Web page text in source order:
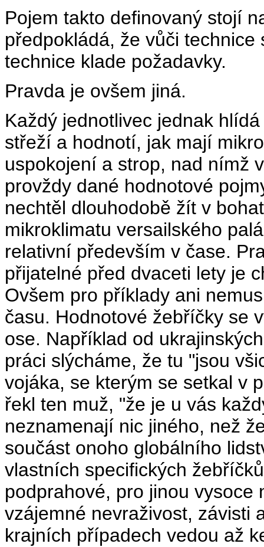
Pojem takto definovaný stojí
předpokládá, že vůči
technice klade požadavky.
Pravda je ovšem jiná.
Každý jednotlivec jednak
střeží a hodnotí, jak mají
uspokojení a strop, nad nímž
provždy dané hodnotové
nechtěl dlouhodobě žít v
mikroklimatu versailského
relativní především v čase.
přijatelné před dvaceti lety je
Ovšem pro příklady ani
času. Hodnotové žebříčky se
ose. Například od
práci slýcháme, že tu "jsou
vojáka, se kterým se setkal v
řekl ten muž, "že je u vás
neznamenají nic jiného, než
součást onoho globálního
vlastních specifických
podprahové, pro jinou
vzájemné nevraživost, závisti
krajních případech vedou až